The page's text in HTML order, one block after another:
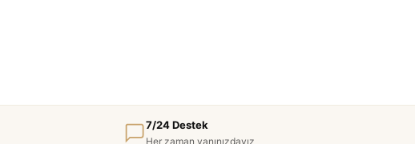
7/24 Destek
Her zaman yanınızdayız